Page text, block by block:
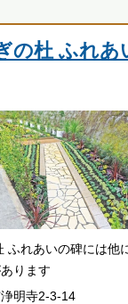
ふれあいの碑の特徴
の杜 ふれあ
ふれあいの碑には他
ります
明寺2-3-14